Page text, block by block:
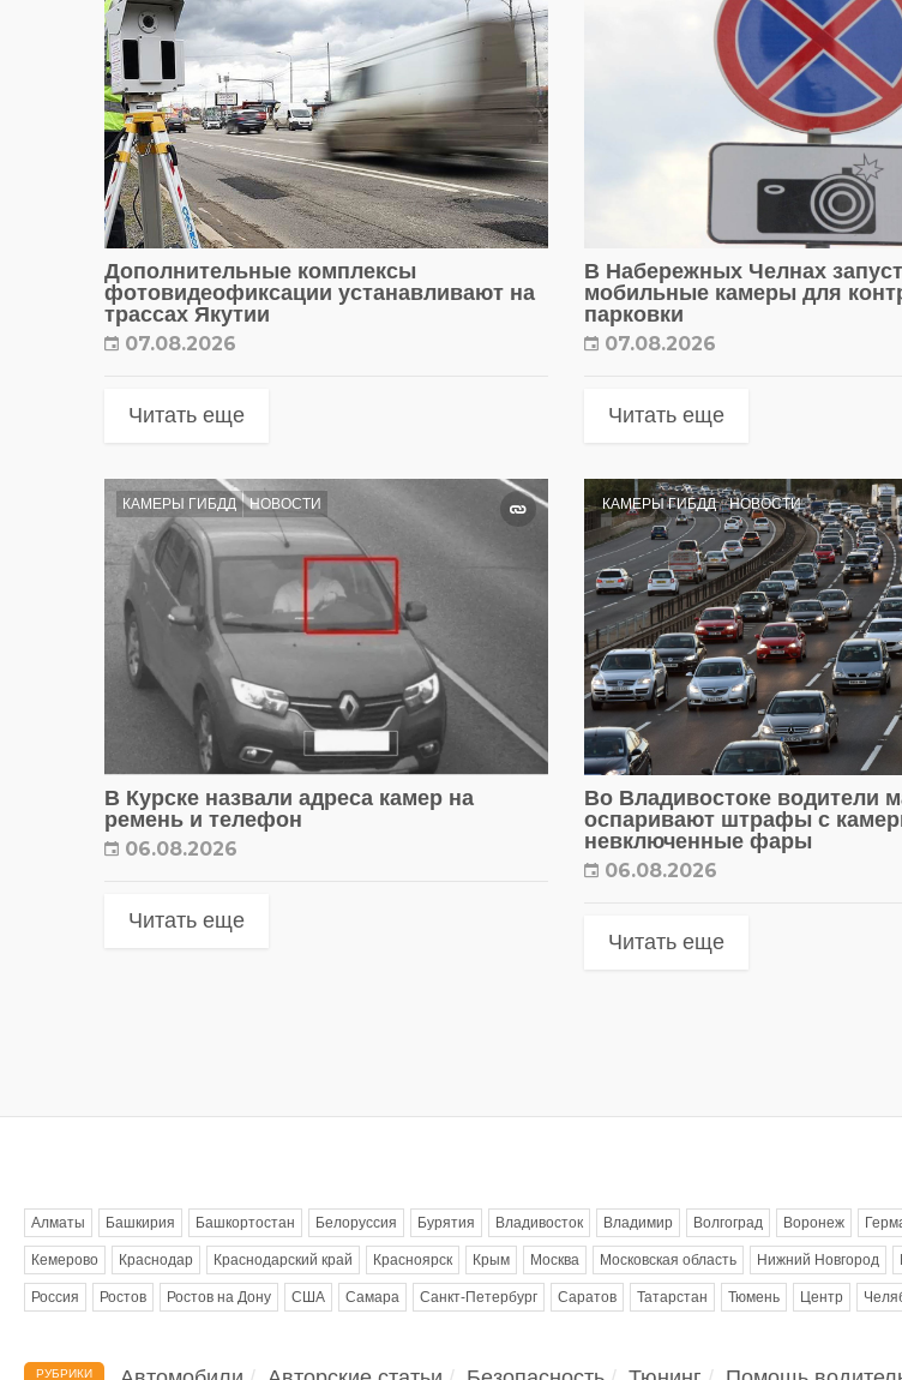
Дополнительные комплексы
фотовидеофиксации устанавливают на
трассах Якутии
07.08.2026
Читать еще
В Набережных Челнах
мобильные камеры для
парковки
07.08.2026
Читать еще
КАМЕРЫ ГИБДД НОВОСТИ
В Курске назвали адреса камер на
ремень и телефон
06.08.2026
Читать еще
КАМЕРЫ ГИБДД НОВОСТИ
Во Владивостоке водители
оспаривают штрафы с
невключенные фары
06.08.2026
Читать еще
Алматы Башкирия Башкортостан Белоруссия Бурятия Владивосток Владимир Волгоград Воронеж
Кемерово Краснодар Краснодарский край Красноярск Крым Москва Московская область Нижний Новгород
Россия Ростов Ростов на Дону США Самара Санкт-Петербург Саратов Татарстан Тюмень Центр
РУБРИКИ